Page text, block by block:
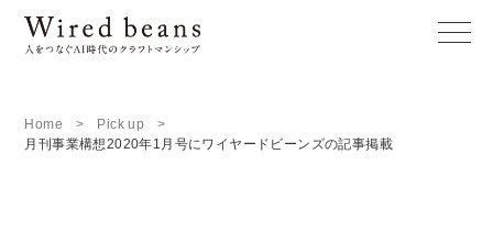
Home
Pick up
月刊事業構想2020年1月号にワイヤードビーンズの記事掲載